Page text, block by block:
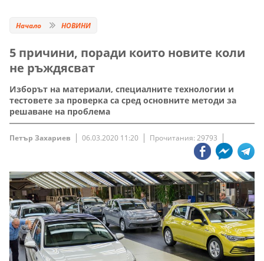
Начало НОВИНИ
5 причини, поради които новите коли
не ръждясват
Изборът на материали, специалните технологии и
тестовете за проверка са сред основните методи за
решаване на проблема
Петър Захариев 06.03.2020 11:20 Прочитания: 29793